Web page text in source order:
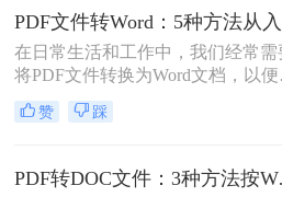
调整报告格式，掌握高效的PDF转
Word技巧都至关重要。本文将为
细介绍几种经过实践验证的有效方
法，帮助您快速解决格式转换问题
在日常生活和工作中，我们经常需
将PDF文件转换为Word文档，以便
编辑和修改。那么怎么把pdf文件转
成word呢？本文将详细介绍几种将
助大家轻松应对这一需求。
赞 踩
PDF转